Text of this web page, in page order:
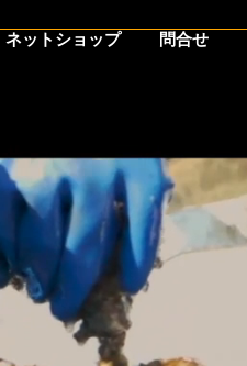
ネットショップ 問合せ